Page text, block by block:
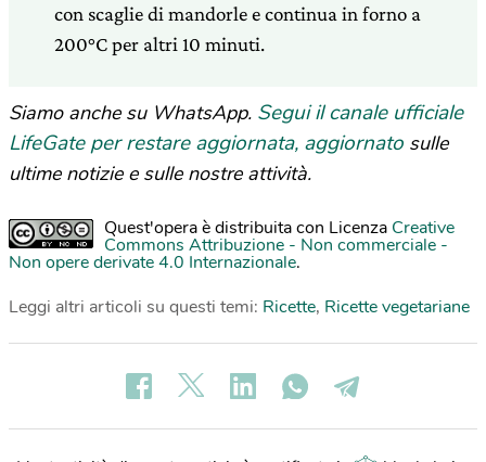
con scaglie di mandorle e continua in forno a
200°C per altri 10 minuti.
Siamo anche su WhatsApp. Segui il canale ufficiale
LifeGate per restare aggiornata, aggiornato sulle
ultime notizie e sulle nostre attività.
Quest'opera è distribuita con Licenza Creative
Commons Attribuzione - Non commerciale -
Non opere derivate 4.0 Internazionale.
Leggi altri articoli su questi temi: Ricette, Ricette vegetariane